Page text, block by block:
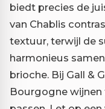
biedt precies de
van Chablis
textuur, terwijl de
harmonieus
brioche. Bij Gall &
Bourgogne wijnen